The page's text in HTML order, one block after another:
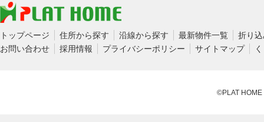
トップページ 住所から探す 沿線から探す 最新物件一覧
折り
お問い合わせ
採用情報 プライバシーポリシー サイトマップ
©PLAT HOME